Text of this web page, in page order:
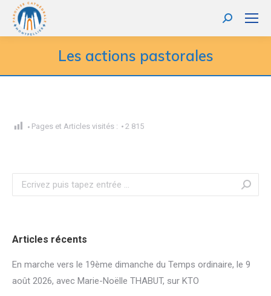
Recherche
:
Les actions pastorales
Pages et Articles visités : 2 815
Recherche
:
Articles récents
En marche vers le 19ème dimanche du Temps ordinaire, le 9
août 2026, avec Marie-Noëlle THABUT, sur KTO